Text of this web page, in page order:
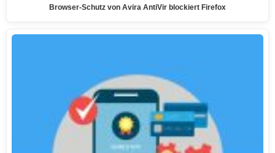
Browser-Schutz von Avira AntiVir blockiert Firefox